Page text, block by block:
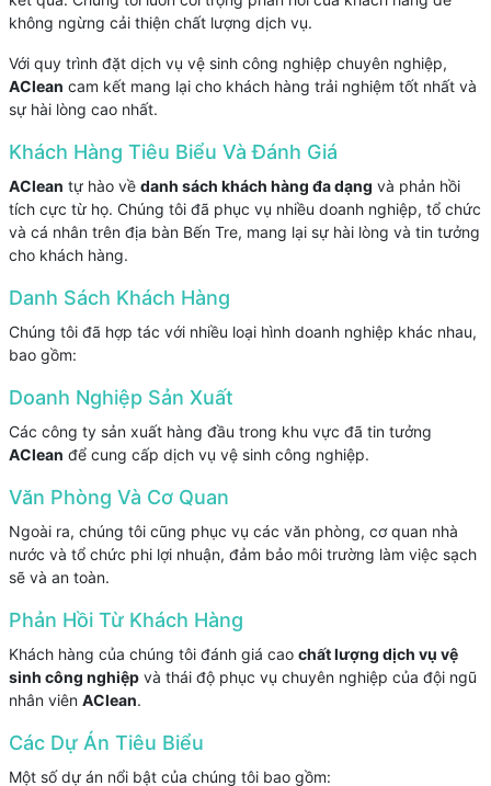
không ngừng cải thiện chất lượng dịch vụ.
Với quy trình đặt dịch vụ vệ sinh công nghiệp chuyên nghiệp,
AClean cam kết mang lại cho khách hàng trải nghiệm tốt nhất và
sự hài lòng cao nhất.
Khách Hàng Tiêu Biểu Và Đánh Giá
AClean tự hào về danh sách khách hàng đa dạng và phản hồi
tích cực từ họ. Chúng tôi đã phục vụ nhiều doanh nghiệp, tổ chức
và cá nhân trên địa bàn Bến Tre, mang lại sự hài lòng và tin tưởng
cho khách hàng.
Danh Sách Khách Hàng
Chúng tôi đã hợp tác với nhiều loại hình doanh nghiệp khác nhau,
bao gồm:
Doanh Nghiệp Sản Xuất
Các công ty sản xuất hàng đầu trong khu vực đã tin tưởng
AClean để cung cấp dịch vụ vệ sinh công nghiệp.
Văn Phòng Và Cơ Quan
Ngoài ra, chúng tôi cũng phục vụ các văn phòng, cơ quan nhà
nước và tổ chức phi lợi nhuận, đảm bảo môi trường làm việc sạch
sẽ và an toàn.
Phản Hồi Từ Khách Hàng
Khách hàng của chúng tôi đánh giá cao chất lượng dịch vụ vệ
sinh công nghiệpvà thái độ phục vụ chuyên nghiệp của đội ngũ
nhân viên AClean.
Các Dự Án Tiêu Biểu
Một số dự án nổi bật của chúng tôi bao gồm: